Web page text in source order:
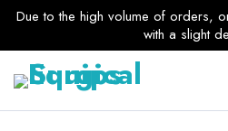
Due to the high volume of orders,
with a slight